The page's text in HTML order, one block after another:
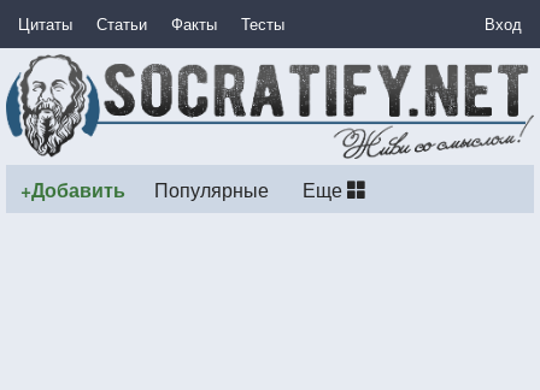
Цитаты Статьи Факты Тесты Вход
+Добавить Популярные Еще